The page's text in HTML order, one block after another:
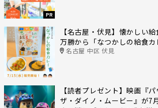
PR
【名古屋・伏見】懐かしい
万勝から「なつかしの給食カ
名古屋 中区 伏見
【読者プレゼント】映画『
ザ・ダイノ・ムービー』が7